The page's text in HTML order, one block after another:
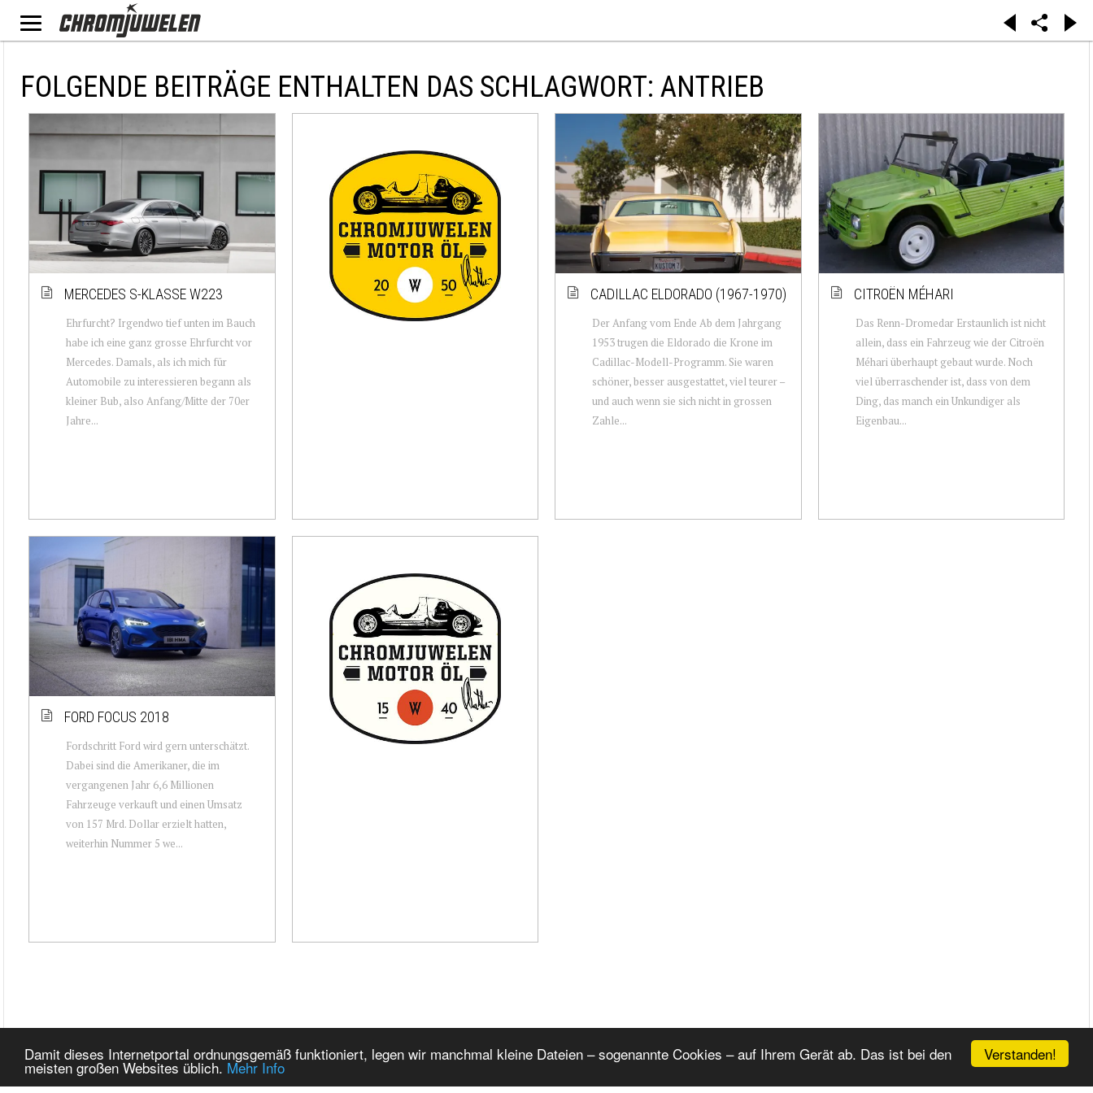
Verstanden!
Damit dieses Internetportal ordnungsgemäß funktioniert, legen wir manchmal kleine Dateien – sogenannte Cookies – auf Ihrem Gerät ab. Das ist bei den
meisten großen Websites üblich. Mehr Info
FOLGENDE BEITRÄGE ENTHALTEN DAS SCHLAGWORT: ANTRIEB
MERCEDES S-KLASSE W223
Ehrfurcht? Irgendwo tief unten im Bauch
habe ich eine ganz grosse Ehrfurcht vor
Mercedes. Damals, als ich mich für
Automobile zu interessieren begann als
kleiner Bub, also Anfang/Mitte der 70er
Jahre...
CADILLAC ELDORADO (1967-1970)
Der Anfang vom Ende Ab dem Jahrgang
1953 trugen die Eldorado die Krone im
Cadillac-Modell-Programm. Sie waren
schöner, besser ausgestattet, viel teurer –
und auch wenn sie sich nicht in grossen
Zahle...
CITROËN MÉHARI
Das Renn-Dromedar Erstaunlich ist nicht
allein, dass ein Fahrzeug wie der Citroën
Méhari überhaupt gebaut wurde. Noch
viel überraschender ist, dass von dem
Ding, das manch ein Unkundiger als
Eigenbau...
FORD FOCUS 2018
Fordschritt Ford wird gern unterschätzt.
Dabei sind die Amerikaner, die im
vergangenen Jahr 6,6 Millionen
Fahrzeuge verkauft und einen Umsatz
von 157 Mrd. Dollar erzielt hatten,
weiterhin Nummer 5 we...